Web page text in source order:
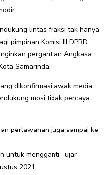
lintas fraksi tak hanya
pimpinan Komisi III DPRD
pergantian Angkasa
Samarinda.
dikonfirmasi awak media
mosi tidak percaya
perlawanan juga sampai ke
untuk mengganti,” ujar
2021.